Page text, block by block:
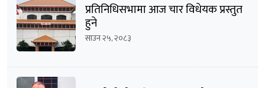
प्रतिनिधिसभामा आज चार विधेयक प्रस्तुत
हुने
साउन २५, २०८३